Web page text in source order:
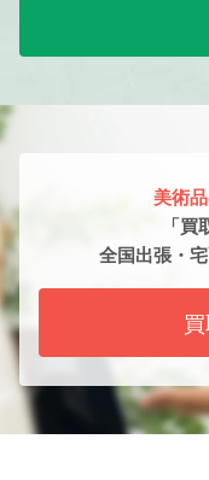
美術
「
全国出張・